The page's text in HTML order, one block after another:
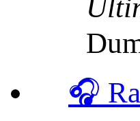
🎧